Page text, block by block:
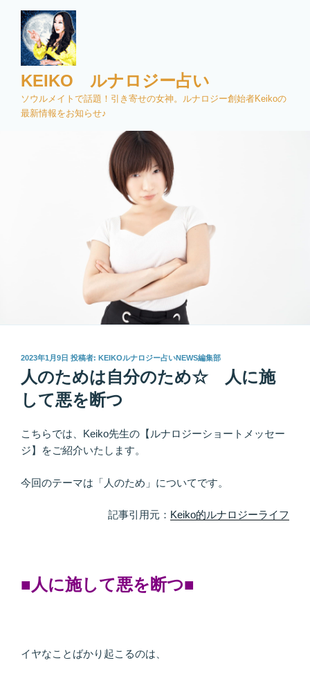
KEIKO ルナロジー占い
ソウルメイトで話題！引き寄せの女神。ルナロジー創始者Keikoの
最新情報をお知らせ♪
投
日:
2023年1月9日 投稿者: KEIKOルナロジー占いNEWS編集部
人のためは自分のため☆ 人に施
して悪を断つ
こちらでは、Keiko先生の【ルナロジーショートメッセー
ジ】をご紹介いたします。
今回のテーマは「人のため」についてです。
記事引用元： Keiko的ルナロジーライフ
■人に施して悪を断つ■
イヤなことばかり起こるのは、